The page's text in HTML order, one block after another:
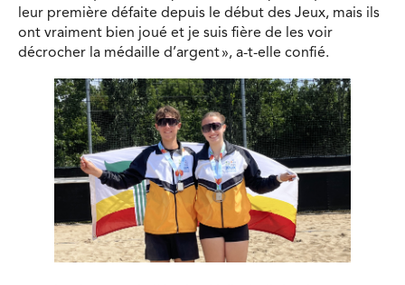
leur première défaite depuis le début des Jeux, mais ils
ont vraiment bien joué et je suis fière de les voir
décrocher la médaille d’argent », a-t-elle confié.